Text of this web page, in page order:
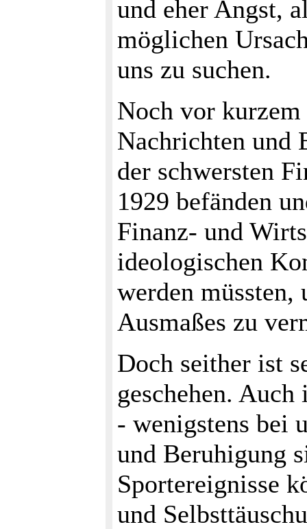
und eher Angst,
möglichen
uns zu suchen.
Noch vor
Nachrichten und
der schwersten
1929 befänden
Finanz- und
ideologischen
werden
Ausmaßes zu
Doch seither ist
geschehen.
- wenigstens bei
und Beruhigung
Sportereignisse
und